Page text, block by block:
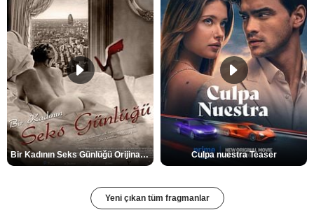
Bir Kadının Seks Günlüğü Orijinal Fragman Culpa nuestra Teaser
Yeni çıkan tüm fragmanlar